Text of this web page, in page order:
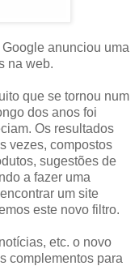
anunciou uma
na web.
que se tornou num
dos anos foi
Os resultados
vezes, compostos
sugestões de
a fazer uma
um site
este novo filtro.
etc. o novo
complementos para